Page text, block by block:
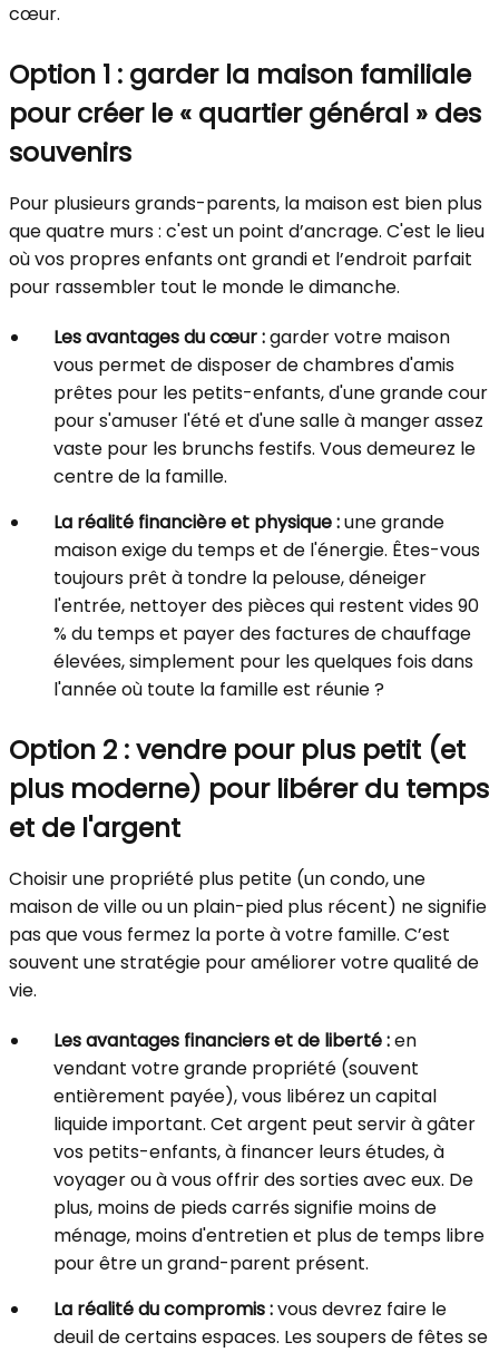
cœur.
Option 1 : garder la maison familiale
pour créer le « quartier général » des
souvenirs
Pour plusieurs grands-parents, la maison est bien plus
que quatre murs : c'est un point d’ancrage. C'est le lieu
où vos propres enfants ont grandi et l’endroit parfait
pour rassembler tout le monde le dimanche.
Les avantages du cœur :garder votre maison
vous permet de disposer de chambres d'amis
prêtes pour les petits-enfants, d'une grande cour
pour s'amuser l'été et d'une salle à manger assez
vaste pour les brunchs festifs. Vous demeurez le
centre de la famille.
La réalité financière et physique :une grande
maison exige du temps et de l'énergie. Êtes-vous
toujours prêt à tondre la pelouse, déneiger
l'entrée, nettoyer des pièces qui restent vides 90
% du temps et payer des factures de chauffage
élevées, simplement pour les quelques fois dans
l'année où toute la famille est réunie ?
Option 2 : vendre pour plus petit (et
plus moderne) pour libérer du temps
et de l'argent
Choisir une propriété plus petite (un condo, une
maison de ville ou un plain-pied plus récent) ne signifie
pas que vous fermez la porte à votre famille. C’est
souvent une stratégie pour améliorer votre qualité de
vie.
Les avantages financiers et de liberté :en
vendant votre grande propriété (souvent
entièrement payée), vous libérez un capital
liquide important. Cet argent peut servir à gâter
vos petits-enfants, à financer leurs études, à
voyager ou à vous offrir des sorties avec eux. De
plus, moins de pieds carrés signifie moins de
ménage, moins d'entretien et plus de temps libre
pour être un grand-parent présent.
La réalité du compromis :vous devrez faire le
deuil de certains espaces. Les soupers de fêtes se